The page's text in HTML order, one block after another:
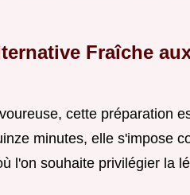
Fraîche
cette préparation
minutes, elle s'impose
l'on souhaite privilégier la